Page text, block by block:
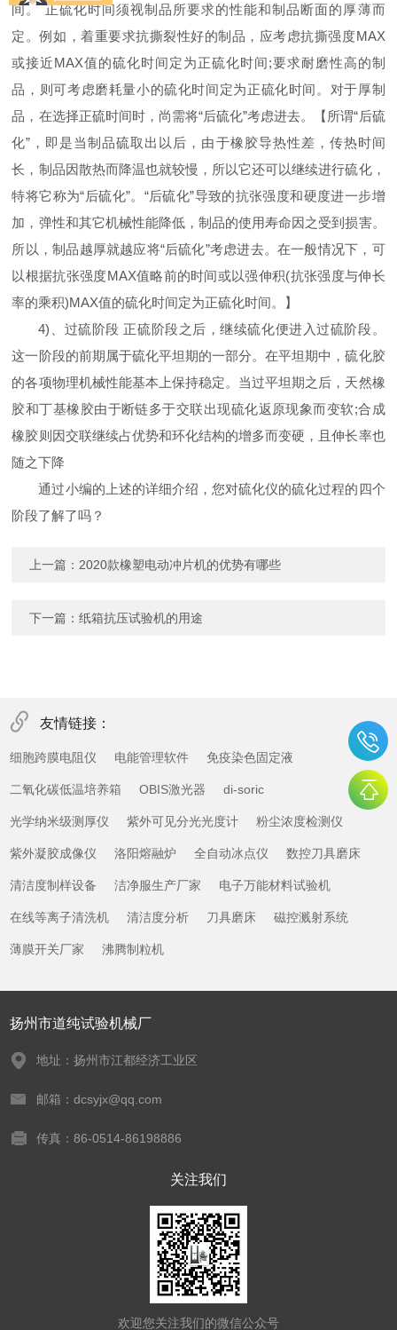
间。 正硫化时间须视制品所要求的性能和制品断面的厚薄而
定。例如，着重要求抗撕裂性好的制品，应考虑抗撕强度MAX
或接近MAX值的硫化时间定为正硫化时间;要求耐磨性高的制
品，则可考虑磨耗量小的硫化时间定为正硫化时间。对于厚制
品，在选择正硫时间时，尚需将“后硫化”考虑进去。【所谓“后硫
化”，即是当制品硫取出以后，由于橡胶导热性差，传热时间
长，制品因散热而降温也就较慢，所以它还可以继续进行硫化，
特将它称为“后硫化”。“后硫化”导致的抗张强度和硬度进一步增
加，弹性和其它机械性能降低，制品的使用寿命因之受到损害。
所以，制品越厚就越应将“后硫化”考虑进去。在一般情况下，可
以根据抗张强度MAX值略前的时间或以强伸积(抗张强度与伸长
率的乘积)MAX值的硫化时间定为正硫化时间。】
4)、过硫阶段 正硫阶段之后，继续硫化便进入过硫阶段。
这一阶段的前期属于硫化平坦期的一部分。在平坦期中，硫化胶
的各项物理机械性能基本上保持稳定。当过平坦期之后，天然橡
胶和丁基橡胶由于断链多于交联出现硫化返原现象而变软;合成
橡胶则因交联继续占优势和环化结构的增多而变硬，且伸长率也
随之下降
通过小编的上述的详细介绍，您对硫化仪的硫化过程的四个
阶段了解了吗？
上一篇： 2020款橡塑电动冲片机的优势有哪些
下一篇：纸箱抗压试验机的用途
友情链接：
细胞跨膜电阻仪 电能管理软件 免疫染色固定液
二氧化碳低温培养箱 OBIS激光器 di-soric
光学纳米级测厚仪 紫外可见分光光度计 粉尘浓度检测仪
紫外凝胶成像仪 洛阳熔融炉 全自动冰点仪 数控刀具磨床
清洁度制样设备 洁净服生产厂家 电子万能材料试验机
在线等离子清洗机 清洁度分析 刀具磨床 磁控溅射系统
薄膜开关厂家 沸腾制粒机
扬州市道纯试验机械厂
地址：扬州市江都经济工业区
邮箱：dcsyjx@qq.com
传真：86-0514-86198886
关注我们
欢迎您关注我们的微信公众号